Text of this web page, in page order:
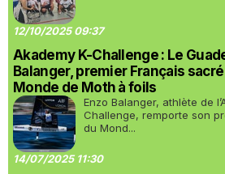
12/10/2025 09:37
Akademy K-Challenge : Le
Balanger, premier Français
Monde de Moth à foils
Enzo Balanger, athlète de
Challenge, remporte son
du Mond...
14/07/2025 11:30